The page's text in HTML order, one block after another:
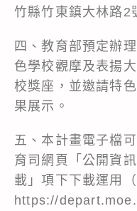
竹縣竹東鎮大林路2
四、教育部預定辦
色學校觀摩及表揚
校獎座，並邀請特
果展示。
五、本計畫電子檔
育司網頁「公開資
載」項下下載運用（
https://